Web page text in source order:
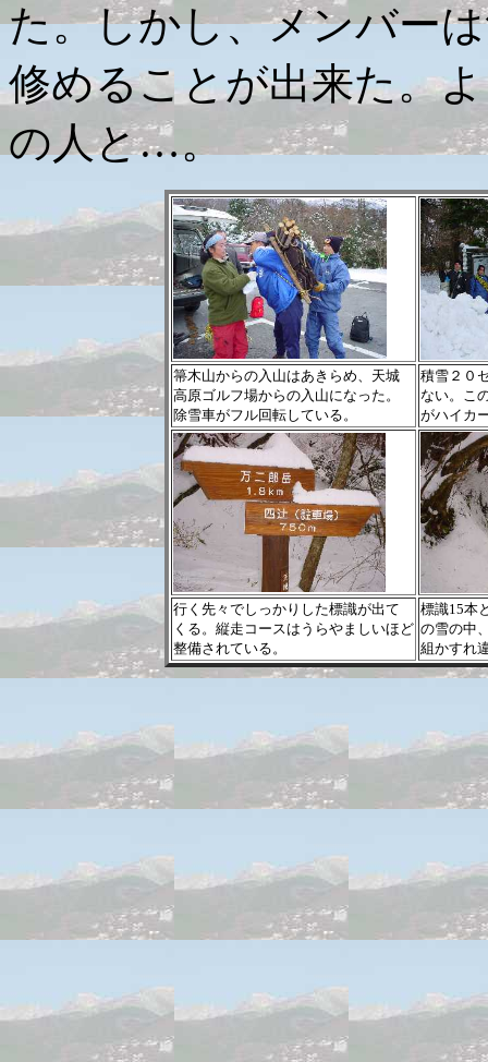
た。しかし、メンバー
修めることが出来た。
の人と…。
箒木山からの入山はあきらめ、天城
高原ゴルフ場からの入山になった。
除雪車がフル回転している。
積雪２０
ない。こ
がハイカ
行く先々でしっかりした標識が出て
くる。縦走コースはうらやましいほど
整備されている。
標識15本
の雪の中
組かすれ